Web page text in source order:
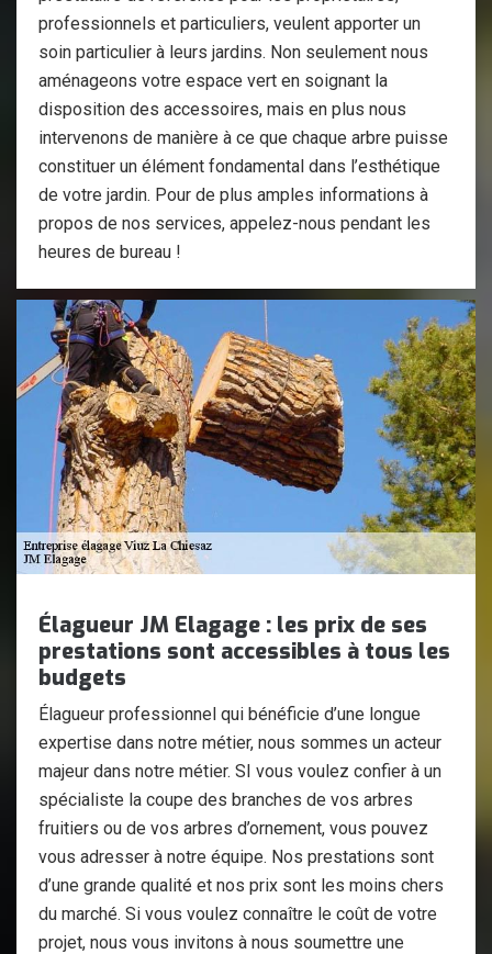
professionnels et particuliers, veulent apporter un
soin particulier à leurs jardins. Non seulement nous
aménageons votre espace vert en soignant la
disposition des accessoires, mais en plus nous
intervenons de manière à ce que chaque arbre puisse
constituer un élément fondamental dans l’esthétique
de votre jardin. Pour de plus amples informations à
propos de nos services, appelez-nous pendant les
heures de bureau !
Élagueur JM Elagage : les prix de ses
prestations sont accessibles à tous les
budgets
Élagueur professionnel qui bénéficie d’une longue
expertise dans notre métier, nous sommes un acteur
majeur dans notre métier. SI vous voulez confier à un
spécialiste la coupe des branches de vos arbres
fruitiers ou de vos arbres d’ornement, vous pouvez
vous adresser à notre équipe. Nos prestations sont
d’une grande qualité et nos prix sont les moins chers
du marché. Si vous voulez connaître le coût de votre
projet, nous vous invitons à nous soumettre une